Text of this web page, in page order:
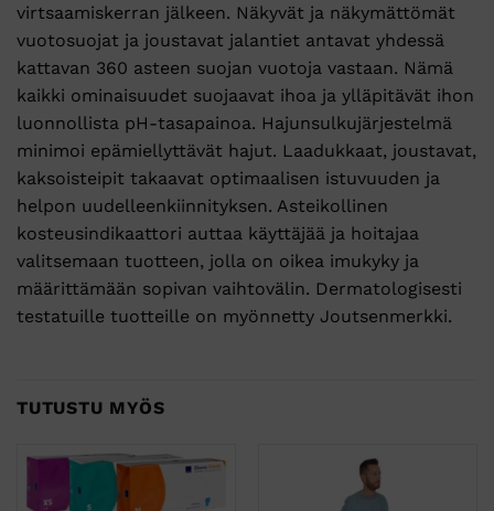
virtsaamiskerran jälkeen. Näkyvät ja näkymättömät
vuotosuojat ja joustavat jalantiet antavat yhdessä
kattavan 360 asteen suojan vuotoja vastaan. Nämä
kaikki ominaisuudet suojaavat ihoa ja ylläpitävät ihon
luonnollista pH-tasapainoa. Hajunsulkujärjestelmä
minimoi epämiellyttävät hajut. Laadukkaat, joustavat,
kaksoisteipit takaavat optimaalisen istuvuuden ja
helpon uudelleenkiinnityksen. Asteikollinen
kosteusindikaattori auttaa käyttäjää ja hoitajaa
valitsemaan tuotteen, jolla on oikea imukyky ja
määrittämään sopivan vaihtovälin. Dermatologisesti
testatuille tuotteille on myönnetty Joutsenmerkki.
TUTUSTU MYÖS